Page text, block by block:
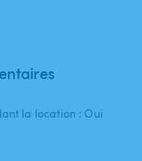
la location : Oui